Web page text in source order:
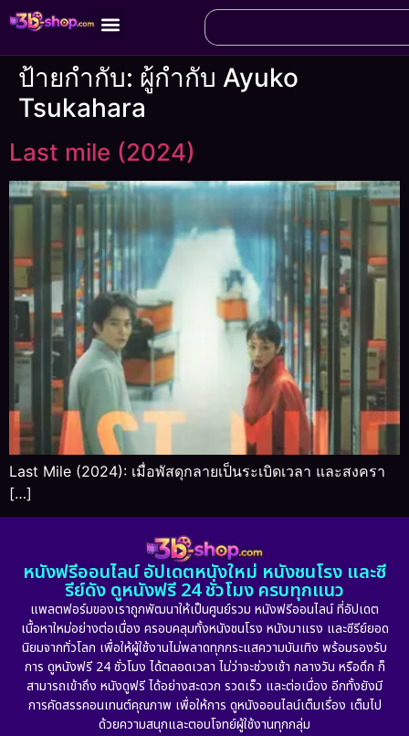
ป้ายกำกับ: ผู้กำกับ Ayuko
Tsukahara
Last mile (2024)
Last Mile (2024): เมื่อพัสดุกลายเป็นระเบิดเวลา และสงครา
[…]
หนังฟรีออนไลน์ อัปเดตหนังใหม่ หนังชนโรง และซี
รีย์ดัง ดูหนังฟรี 24 ชั่วโมง ครบทุกแนว
แพลตฟอร์มของเราถูกพัฒนาให้เป็นศูนย์รวม หนังฟรีออนไลน์ ที่อัปเดต
เนื้อหาใหม่อย่างต่อเนื่อง ครอบคลุมทั้งหนังชนโรง หนังมาแรง และซีรีย์ยอด
นิยมจากทั่วโลก เพื่อให้ผู้ใช้งานไม่พลาดทุกกระแสความบันเทิง พร้อมรองรับ
การ ดูหนังฟรี 24 ชั่วโมง ได้ตลอดเวลา ไม่ว่าจะช่วงเช้า กลางวัน หรือดึก ก็
สามารถเข้าถึง หนังดูฟรี ได้อย่างสะดวก รวดเร็ว และต่อเนื่อง อีกทั้งยังมี
การคัดสรรคอนเทนต์คุณภาพ เพื่อให้การ ดูหนังออนไลน์เต็มเรื่อง เต็มไป
ด้วยความสนุกและตอบโจทย์ผู้ใช้งานทุกกลุ่ม